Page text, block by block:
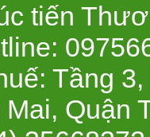
tiến
:
Tầng
Quận